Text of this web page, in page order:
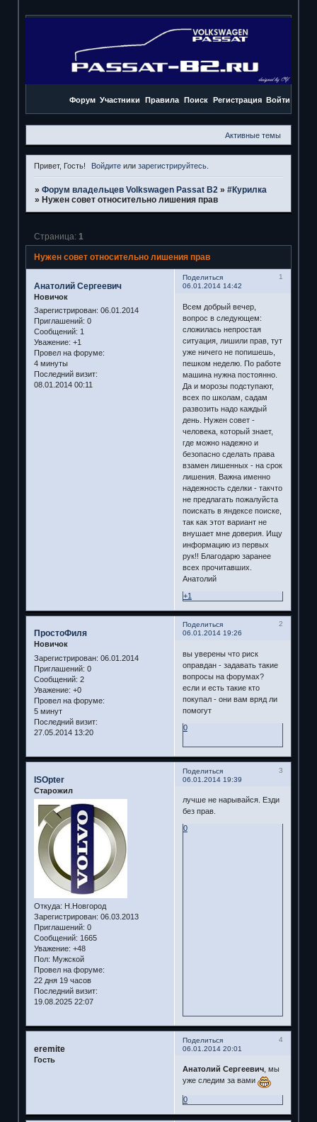
Форум Участники Правила Поиск Регистрация Войти
Активные темы
Привет, Гость! Войдите илизарегистрируйтесь
» Форум владельцев Volkswagen Passat B2 » #Курилка
» Нужен совет относительно лишения прав
Нужен совет относительно лишения прав
Страница: 1
Поделиться
1
06.01.2014 14:42
Анатолий Сергеевич
Новичок
Зарегистрирован: 06.01.2014
Приглашений: 0
Сообщений: 1
Уважение: +1
Провел на форуме:
4 минуты
Последний визит:
08.01.2014 00:11
Всем добрый вечер,
вопрос в следующем:
сложилась непростая
ситуация, лишили прав, тут
уже ничего не попишешь,
пешком неделю. По работе
машина нужна постоянно.
Да и морозы подступают,
всех по школам, садам
развозить надо каждый
день. Нужен совет -
человека, который знает,
где можно надежно и
безопасно сделать права
взамен лишенных - на срок
лишения. Важна именно
надежность сделки - такчто
не предлагать пожалуйста
поискать в яндексе поиске,
так как этот вариант не
внушает мне доверия. Ищу
информацию из первых
рук!! Благодарю заранее
всех прочитавших.
Анатолий
+1
Поделиться
2
06.01.2014 19:26
ПростоФиля
Новичок
Зарегистрирован: 06.01.2014
Приглашений: 0
Сообщений: 2
Уважение: +0
Провел на форуме:
5 минут
Последний визит:
27.05.2014 13:20
вы уверены что риск
оправдан - задавать такие
вопросы на форумах?
если и есть такие кто
покупал - они вам вряд ли
помогут
0
Поделиться
3
06.01.2014 19:39
ISOpter
Старожил
Откуда: Н.Новгород
Зарегистрирован: 06.03.2013
Приглашений: 0
Сообщений: 1665
Уважение: +48
Пол: Мужской
Провел на форуме:
22 дня 19 часов
Последний визит:
19.08.2025 22:07
лучше не нарывайся. Езди
без прав.
0
Поделиться
4
06.01.2014 20:01
eremite
Гость
Анатолий Сергеевич, мы
уже следим за вами
0